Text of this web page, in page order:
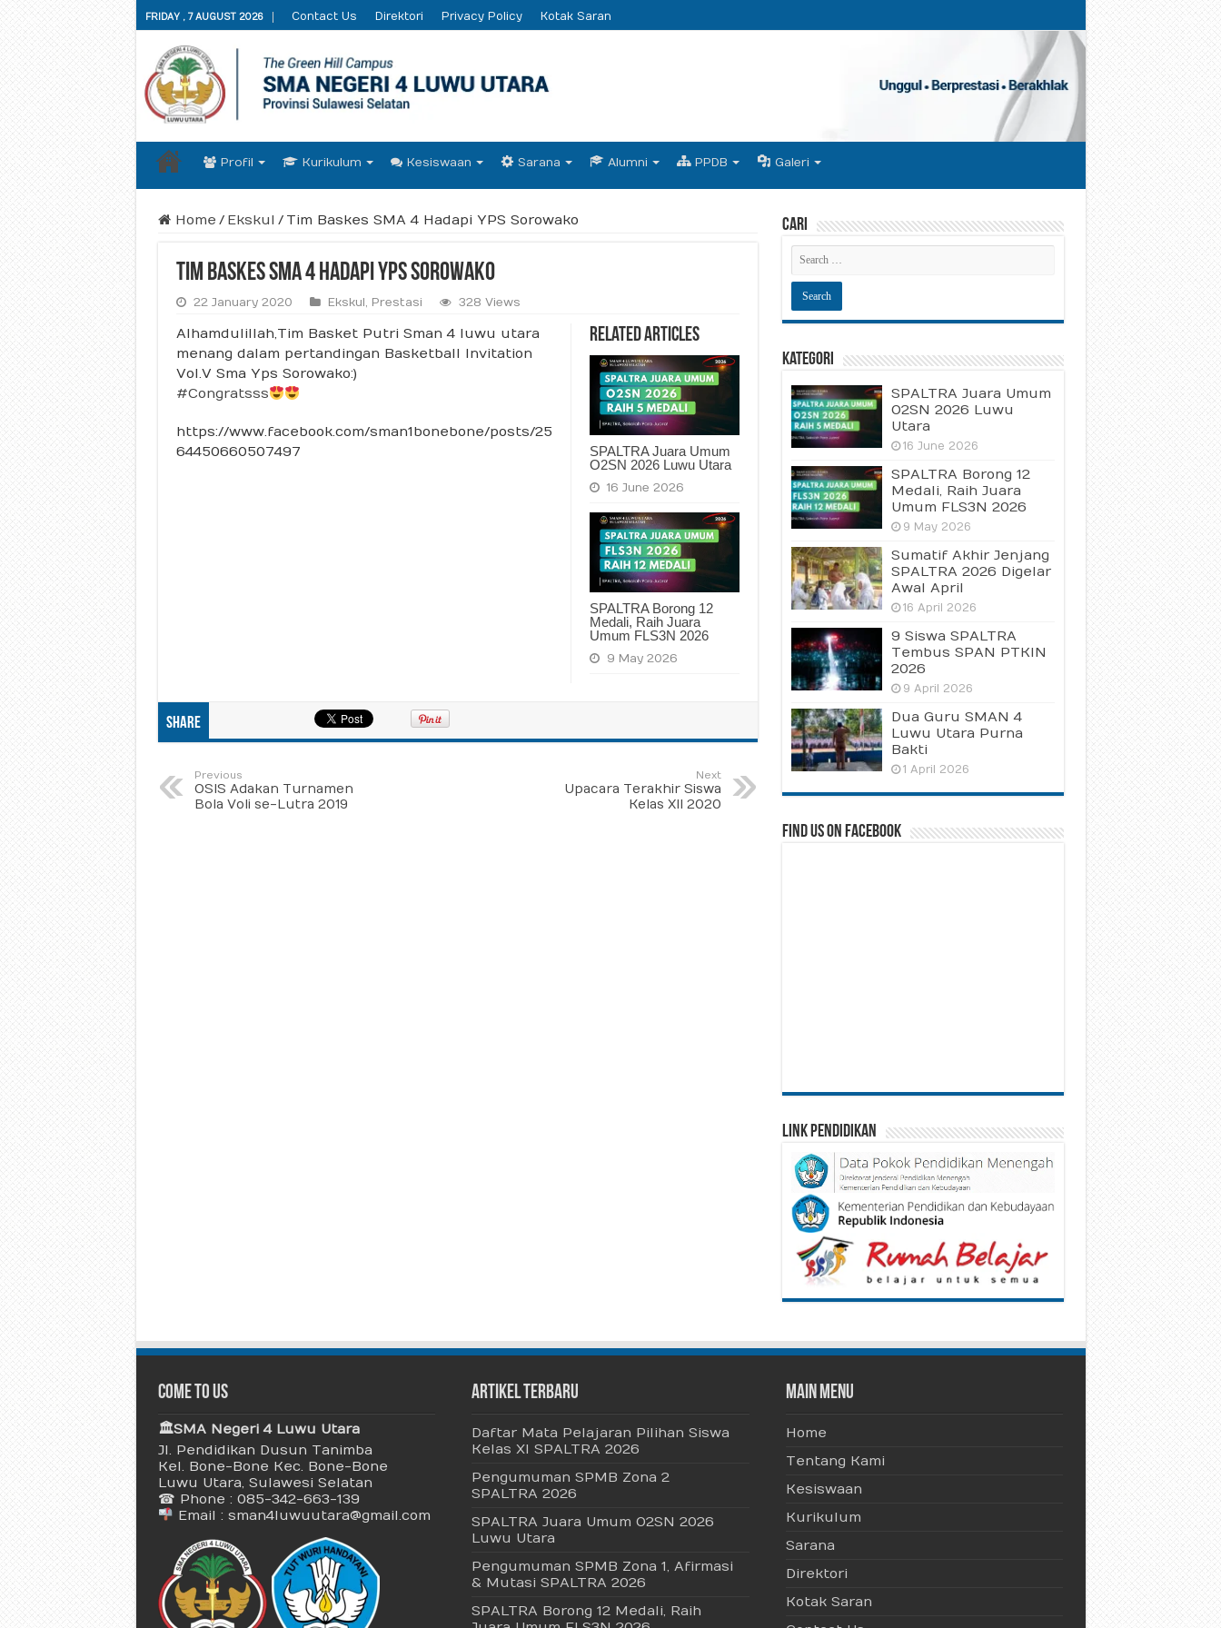
FRIDAY , 7 AUGUST 2026 Contact Us Direktori Privacy Policy Kotak Saran
Profil Kurikulum Kesiswaan Sarana Alumni PPDB Galeri
Home / Ekskul / Tim Baskes SMA 4 Hadapi YPS Sorowako
Tim Baskes SMA 4 Hadapi YPS Sorowako
22 January 2020 Ekskul, Prestasi 328 Views
Related Articles
SPALTRA Juara Umum
O2SN 2026 Luwu Utara
16 June 2026
SPALTRA Borong 12
Medali, Raih Juara
Umum FLS3N 2026
9 May 2026
Alhamdulillah,Tim Basket Putri Sman 4 luwu utara
menang dalam pertandingan Basketball Invitation
Vol.V Sma Yps Sorowako:)
#Congratsss
https://www.facebook.com/sman1bonebone/posts/25
64450660507497
Share
Previous
OSIS Adakan Turnamen
Bola Voli se-Lutra 2019
Next
Upacara Terakhir Siswa
Kelas XII 2020
Cari
Kategori
SPALTRA Juara Umum
O2SN 2026 Luwu
Utara
16 June 2026
SPALTRA Borong 12
Medali, Raih Juara
Umum FLS3N 2026
9 May 2026
Sumatif Akhir Jenjang
SPALTRA 2026 Digelar
Awal April
16 April 2026
9 Siswa SPALTRA
Tembus SPAN PTKIN
2026
9 April 2026
Dua Guru SMAN 4
Luwu Utara Purna
Bakti
1 April 2026
Find us on Facebook
Link Pendidikan
Come To Us
🏛 SMA Negeri 4 Luwu Utara
Jl. Pendidikan Dusun Tanimba
Kel. Bone-Bone Kec. Bone-Bone
Luwu Utara, Sulawesi Selatan
☎ Phone : 085-342-663-139
Email : sman4luwuutara@gmail.com
Artikel Terbaru
Daftar Mata Pelajaran Pilihan Siswa
Kelas XI SPALTRA 2026
Pengumuman SPMB Zona 2
SPALTRA 2026
SPALTRA Juara Umum O2SN 2026
Luwu Utara
Pengumuman SPMB Zona 1, Afirmasi
& Mutasi SPALTRA 2026
SPALTRA Borong 12 Medali, Raih
Main Menu
Home
Tentang Kami
Kesiswaan
Kurikulum
Sarana
Direktori
Kotak Saran